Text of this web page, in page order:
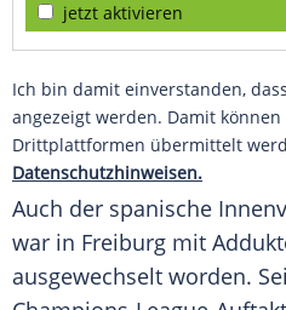
jetzt aktivieren
Ich bin damit einverstanden,
angezeigt werden. Damit
Drittplattformen übermittelt
Datenschutzhinweisen.
Auch der spanische
war in Freiburg mit
ausgewechselt worden.